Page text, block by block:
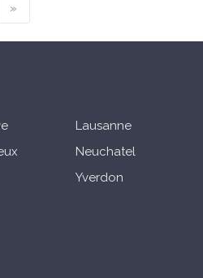
»
Lausanne
Neuchatel
Yverdon